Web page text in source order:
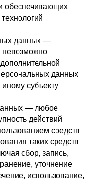
обеспечивающих
данных —
невозможно
данных
субъекту
— любое
действий
средств
таких средств
сбор, запись,
уточнение
использование,